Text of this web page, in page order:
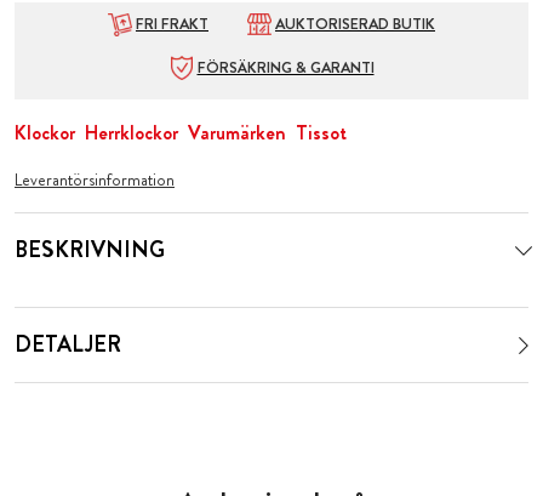
FRI FRAKT
AUKTORISERAD BUTIK
FÖRSÄKRING & GARANTI
Klockor Herrklockor Varumärken Tissot
Leverantörsinformation
BESKRIVNING
DETALJER